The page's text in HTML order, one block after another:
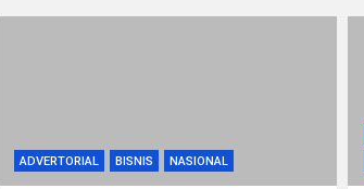
ADVERTORIAL BISNIS NASIONAL